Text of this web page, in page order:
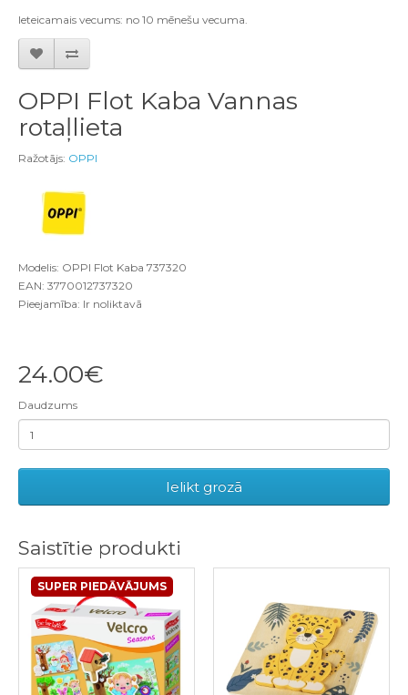
Ieteicamais vecums: no 10 mēnešu vecuma.
OPPI Flot Kaba Vannas
rotaļlieta
Ražotājs: OPPI
Modelis: OPPI Flot Kaba 737320
EAN: 3770012737320
Pieejamība: Ir noliktavā
24.00€
Daudzums
Ielikt grozā
Saistītie produkti
SUPER PIEDĀVĀJUMS